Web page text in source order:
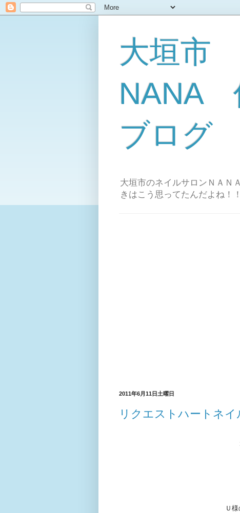
大垣市
NANA
ブログ
大垣市のネイルサロンＮＡＮ
きはこう思ってたんだよね！
2011年6月11日土曜日
リクエストハートネイ
Ｕ